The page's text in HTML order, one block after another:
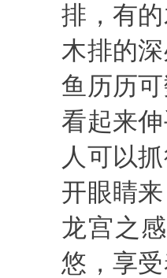
排，有
木排的
鱼历历
看起来
人可以
开眼睛
龙宫之
悠，享